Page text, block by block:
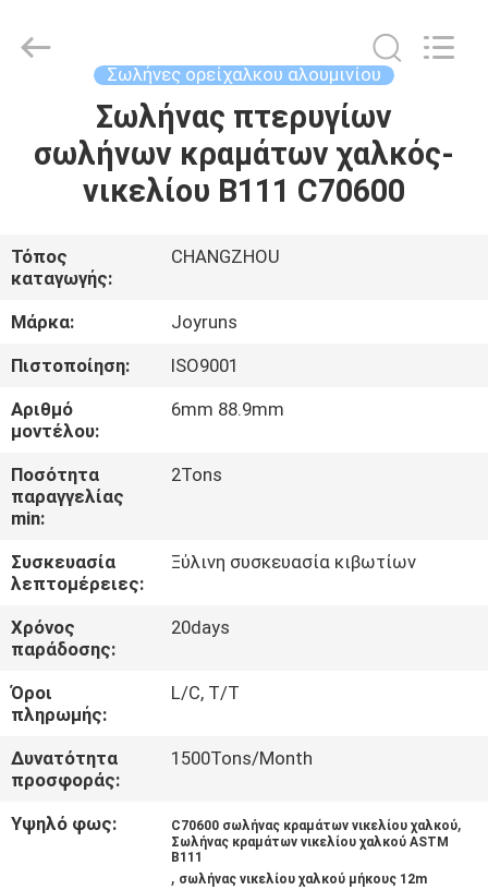
ΠΡΟΪΟΝΤΑ
ΠΕΡΙΠΟΥ
ΗΠΑ
ΓΎΡΟΣ
ΕΡΓΟΣΤΑΣΊΩΝ
ΠΟΙΟΤΙΚΌΣ
ΈΛΕΓΧΟΣ
ΜΑΣ
ΕΛΆΤΕ
ΣΕ
ΕΠΑΦΉ
ΜΕ
ΖΗΤΉΣΤΕ
ΈΝΑ
ΑΠΌΣΠΑΣΜΑ
Steel
Σωλήνες ορείχαλκου αλουμινίου
Σωλήνας πτερυγίων
σωλήνων κραμάτων χαλκός-
νικελίου B111 C70600
Τόπος
καταγωγής:
CHANGZHOU
Μάρκα:
Joyruns
Πιστοποίηση:
ISO9001
Αριθμό
μοντέλου:
6mm 88.9mm
Ποσότητα
παραγγελίας
min:
2Tons
Συσκευασία
λεπτομέρειες:
Ξύλινη συσκευασία κιβωτίων
Χρόνος
παράδοσης:
20days
Όροι
πληρωμής:
L/C, T/T
Δυνατότητα
προσφοράς:
1500Tons/Month
Υψηλό φως: C70600 σωλήνας κραμάτων νικελίου χαλκού,
Σωλήνας κραμάτων νικελίου χαλκού ASTM
B111
, σωλήνας νικελίου χαλκού μήκους 12m